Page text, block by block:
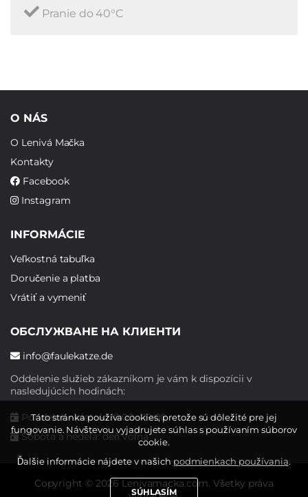
Pranie do 40°C
O NÁS
O Lenivá Mačka
Kontakty
Facebook
Instagram
INFORMÁCIE
Veľkostná tabuľka
Doručenie a platba
Vrátiť a vymeniť
ОБСЛУЖВАНЕ НА КЛИЕНТИ
info@faulekatze.de
Oddelenie služieb zákazníkom je vám k dispozícii v
nasledujúcich hodinách:
Pondelok - piatok: 10:00 - 19:00
Sobota a nedeľa: deň voľna
Copyright © 2026 Lenivamacka.com. Všetky práva
Táto stránka používa cookies, pretože sú dôležité pre jej
fungovanie. Návštevou vyjadrujete súhlas s používaním súborov
cookie.
Ďalšie informácie nájdete v našich podmienkach používania.
SÚHLASÍM